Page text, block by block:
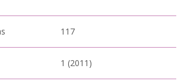
117
1 (2011)